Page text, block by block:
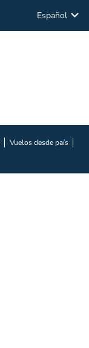
Español
Vuelos desde país